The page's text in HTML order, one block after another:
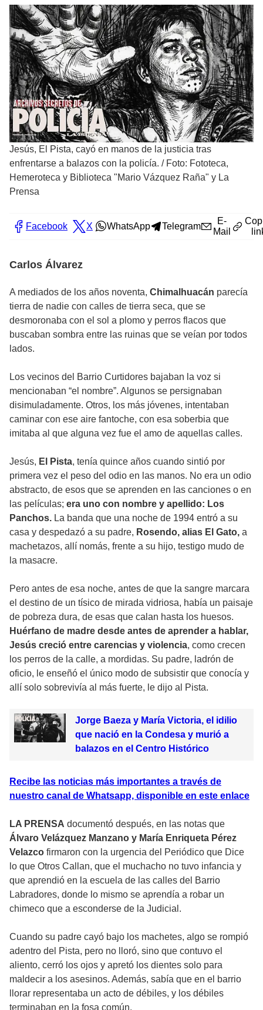
Jesús, El Pista, cayó en manos de la justicia tras
enfrentarse a balazos con la policía. / Foto: Fototeca,
Hemeroteca y Biblioteca "Mario Vázquez Raña" y La
Prensa
Facebook X WhatsApp Telegram
E-
Mail
Carlos Álvarez
A mediados de los años noventa, Chimalhuacán parecía
tierra de nadie con calles de tierra seca, que se
desmoronaba con el sol a plomo y perros flacos que
buscaban sombra entre las ruinas que se veían por todos
lados.
Los vecinos del Barrio Curtidores bajaban la voz si
mencionaban “el nombre”. Algunos se persignaban
disimuladamente. Otros, los más jóvenes, intentaban
caminar con ese aire fantoche, con esa soberbia que
imitaba al que alguna vez fue el amo de aquellas calles.
Jesús, El Pista, tenía quince años cuando sintió por
primera vez el peso del odio en las manos. No era un odio
abstracto, de esos que se aprenden en las canciones o en
las películas; era uno con nombre y apellido: Los
Panchos. La banda que una noche de 1994 entró a su
casa y despedazó a su padre, Rosendo, alias El Gato, a
machetazos, allí nomás, frente a su hijo, testigo mudo de
la masacre.
Pero antes de esa noche, antes de que la sangre marcara
el destino de un tísico de mirada vidriosa, había un paisaje
de pobreza dura, de esas que calan hasta los huesos.
Huérfano de madre desde antes de aprender a hablar,
Jesús creció entre carencias y violencia, como crecen
los perros de la calle, a mordidas. Su padre, ladrón de
oficio, le enseñó el único modo de subsistir que conocía y
allí solo sobrevivía al más fuerte, le dijo al Pista.
Jorge Baeza y María Victoria, el idilio
que nació en la Condesa y murió a
balazos en el Centro Histórico
Recibe las noticias más importantes a través de
nuestro canal de Whatsapp, disponible en este enlace
LA PRENSA documentó después, en las notas que
Álvaro Velázquez Manzano y María Enriqueta Pérez
Velazco firmaron con la urgencia del Periódico que Dice
lo que Otros Callan, que el muchacho no tuvo infancia y
que aprendió en la escuela de las calles del Barrio
Labradores, donde lo mismo se aprendía a robar un
chimeco que a esconderse de la Judicial.
Cuando su padre cayó bajo los machetes, algo se rompió
adentro del Pista, pero no lloró, sino que contuvo el
aliento, cerró los ojos y apretó los dientes solo para
maldecir a los asesinos. Además, sabía que en el barrio
llorar representaba un acto de débiles, y los débiles
terminaban en la fosa común.